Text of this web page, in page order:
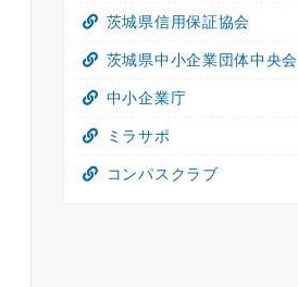
茨城県信用保証協会
茨城県中小企業団体中央会
中小企業庁
ミラサポ
コンパスクラブ